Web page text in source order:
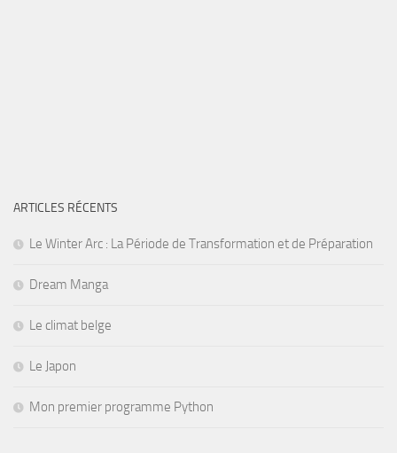
ARTICLES RÉCENTS
Le Winter Arc : La Période de Transformation et de Préparation
Dream Manga
Le climat belge
Le Japon
Mon premier programme Python